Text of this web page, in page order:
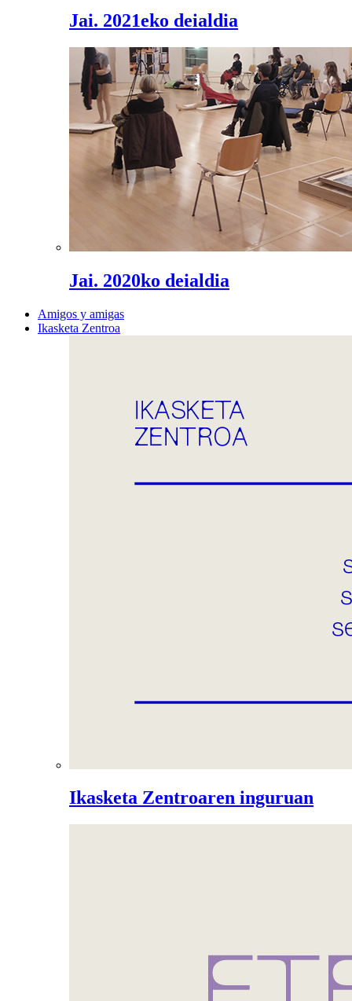
Jai. 2021eko deialdia
Jai. 2020ko deialdia
Amigos y amigas
Ikasketa Zentroa
Ikasketa Zentroaren inguruan